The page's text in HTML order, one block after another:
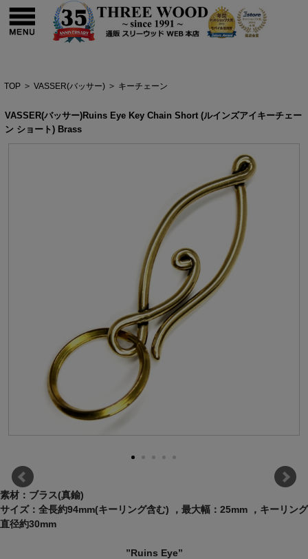
TOP > VASSER(バッサー) > キーチェーン
VASSER(バッサー)Ruins Eye Key Chain Short (ルインズアイキーチェー
ン ショート) Brass
素材：ブラス(真鍮)
サイズ：全長約94mm(キーリング含む) ，最大幅：25mm ，キーリング
直径約30mm
”Ruins Eye”